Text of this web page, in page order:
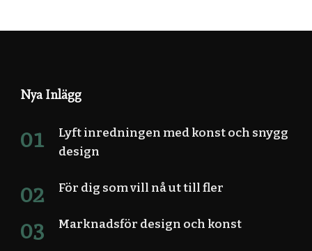
Nya Inlägg
Lyft inredningen med konst och snygg
design
För dig som vill nå ut till fler
Marknadsför design och konst